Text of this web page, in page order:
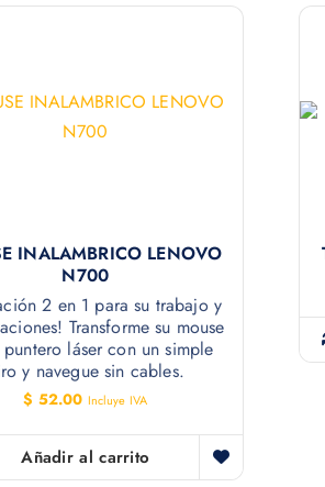
INALAMBRICO LENOVO
N700
2 en 1 para su trabajo y
Transforme su mouse
láser con un simple
y navegue sin cables.
$ 52.00 Incluye IVA
Añadir al carrito